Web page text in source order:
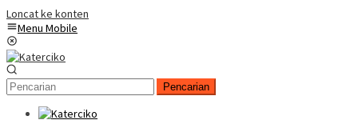
Loncat ke konten
Menu Mobile
Pencarian